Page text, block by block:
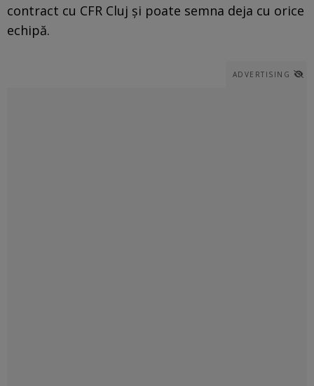
contract cu CFR Cluj și poate semna deja cu orice
echipă.
ADVERTISING